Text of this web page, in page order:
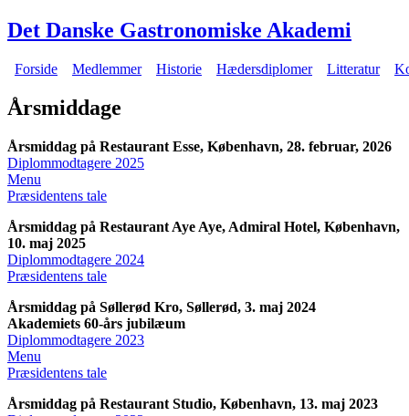
Gå til hovedindhold
Det Danske Gastronomiske Akademi
Hovedmenu
Forside Medlemmer Historie Hædersdiplomer Litteratur
Årsmiddage
Årsmiddag på Restaurant Esse, København, 28. februar, 2026
Diplommodtagere 2025
Menu
Præsidentens tale
Årsmiddag på Restaurant Aye Aye, Admiral Hotel, København,
10. maj 2025
Diplommodtagere 2024
Præsidentens tale
Årsmiddag på Søllerød Kro, Søllerød, 3. maj 2024
Akademiets 60-års jubilæum
Diplommodtagere 2023
Menu
Præsidentens tale
Årsmiddag på Restaurant Studio, København, 13. maj 2023